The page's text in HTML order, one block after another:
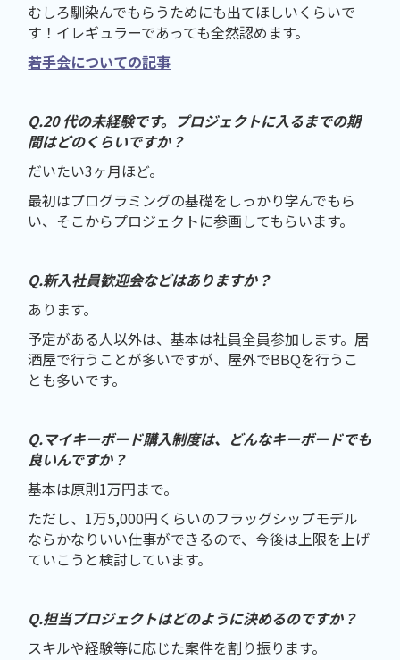
むしろ馴染んでもらうためにも出てほしいくらいで
す！イレギュラーであっても全然認めます。
若手会についての記事
Q.20 代の未経験です。プロジェクトに入るまでの期
間はどのくらいですか？
だいたい3ヶ月ほど。
最初はプログラミングの基礎をしっかり学んでもら
い、そこからプロジェクトに参画してもらいます。
Q.新入社員歓迎会などはありますか？
あります。
予定がある人以外は、基本は社員全員参加します。居
酒屋で行うことが多いですが、屋外でBBQを行うこ
とも多いです。
Q.マイキーボード購入制度は、どんなキーボードでも
良いんですか？
基本は原則1万円まで。
ただし、1万5,000円くらいのフラッグシップモデル
ならかなりいい仕事ができるので、今後は上限を上げ
ていこうと検討しています。
Q.担当プロジェクトはどのように決めるのですか？
スキルや経験等に応じた案件を割り振ります。